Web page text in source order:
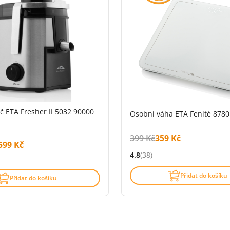
ETA Fresher II 5032 90000
s DPH:
s DPH:
Kč
z 5 (118 recenzí)
Přidat do košíku
Osobní váha ETA Fenité
Původní cena s DPH:
399 KčCena s DPH:
359 Kč
Hodnocení: 4.8 z 5 (38 recenzí)
4.8(38)
Přidat do košíku